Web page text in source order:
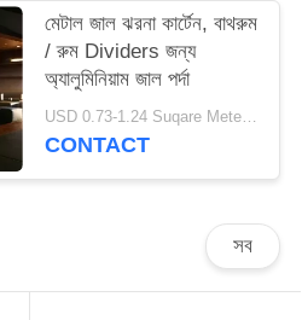
মেটাল জাল ঝরনা কার্টেন, বাথরুম
/ রুম Dividers জন্য
অ্যালুমিনিয়াম জাল পর্দা
USD 0.73-1.24 Suqare Meters MOQ:10 বর্গ মিটার
CONTACT
সব